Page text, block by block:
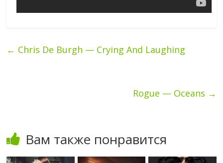
← Chris De Burgh — Crying And Laughing
Rogue — Oceans →
Вам также понравится